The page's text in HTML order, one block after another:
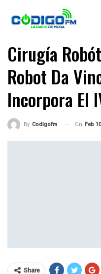
Cirugía
Robot Da
Incorpora El
By Codigofm On Feb
Share